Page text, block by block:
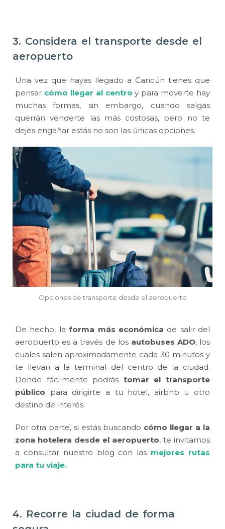
3. Considera el transporte desde el
aeropuerto
Una vez que hayas llegado a Cancún tienes que
pensar cómo llegar al centro y para moverte hay
muchas formas, sin embargo, cuando salgas
querrán venderte las más costosas, pero no te
dejes engañar estás no son las únicas opciones.
Opciones de transporte desde el aeropuerto
De hecho, laforma más económica de salir del
aeropuerto es a través de los autobuses ADO, los
cuales salen aproximadamente cada 30 minutos y
te llevan a la terminal del centro de la ciudad.
Donde fácilmente podrás tomar el transporte
público para dirigirte a tu hotel, airbnb u otro
destino de interés.
Por otra parte, si estás buscando cómo llegar a la
zona hotelera desde el aeropuerto, te invitamos
a consultar nuestro blog con las mejores rutas
para tu viaje.
4. Recorre la ciudad de forma